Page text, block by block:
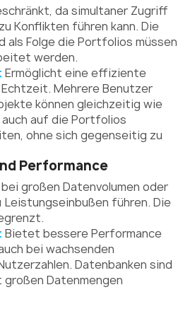
da simultaner Zugriff
Konflikten führen kann. Die
als Folge die Portfolios müssen
werden.
Ermöglicht eine effiziente
Mehrere Benutzer
können gleichzeitig wie
auf die Portfolios
ohne sich gegenseitig zu
Performance
bei großen Datenvolumen oder
Leistungseinbußen führen. Die
Bietet bessere Performance
bei wachsenden
Datenbanken sind
großen Datenmengen